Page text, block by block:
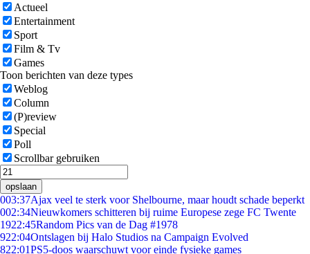
Actueel
Entertainment
Sport
Film & Tv
Games
Toon berichten van deze types
Weblog
Column
(P)review
Special
Poll
Scrollbar gebruiken
opslaan
003:37Ajax veel te sterk voor Shelbourne, maar houdt schade beperkt
002:34Nieuwkomers schitteren bij ruime Europese zege FC Twente
1922:45Random Pics van de Dag #1978
922:04Ontslagen bij Halo Studios na Campaign Evolved
822:01PS5-doos waarschuwt voor einde fysieke games